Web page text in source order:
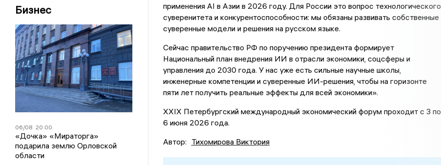
Бизнес
06/08 20:00
«Дочка» «Мираторга»
подарила землю Орловской
области
применения AI в Азии в 2026 году. Для России это вопрос технологического
суверенитета и конкурентоспособности: мы обязаны развивать собственные
суверенные модели и решения на русском языке.
Сейчас правительство РФ по поручению президента формирует
Национальный план внедрения ИИ в отрасли экономики, соцсферы и
управления до 2030 года. У нас уже есть сильные научные школы,
инженерные компетенции и суверенные ИИ-решения, чтобы на горизонте
пяти лет получить реальные эффекты для всей экономики».
XXIX Петербургский международный экономический форум проходит с 3 по
6 июня 2026 года.
Автор: Тихомирова Виктория